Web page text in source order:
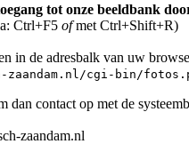
tot onze beeldbank
Ctrl+F5 ofmet Ctrl+Shift+R)
in de adresbalk van uw
zaandam.nl/cgi-bin/
dan contact op met de
zaandam.nl